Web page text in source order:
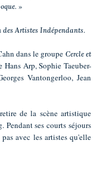
»
des Artistes Indépendants.
dans le groupe Cercle et
Arp, Sophie Taeuber-
Vantongerloo, Jean
de la scène artistique
Pendant ses courts séjours
avec les artistes qu'elle